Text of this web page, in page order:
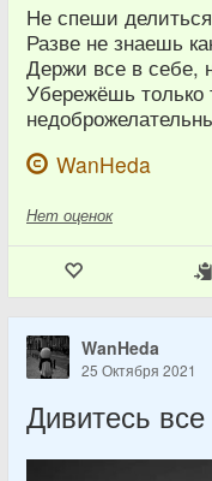
Не спеши
Разве не знаешь
Держи все в себе,
Убережёшь только
WanHeda
Нет оценок
WanHeda
25 Октября 2021
Дивитесь